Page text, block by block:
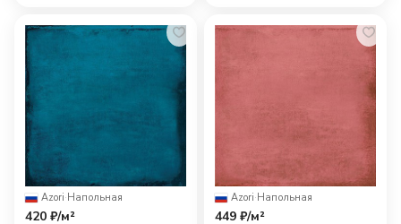
Azori·Напольная
420 ₽/м²
Azori·Напольная
449 ₽/м²